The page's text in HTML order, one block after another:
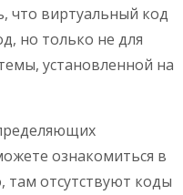
что виртуальный код
но только не для
установленной на
ознакомиться в
там отсутствуют коды